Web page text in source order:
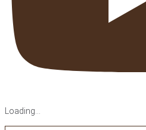
Loading...